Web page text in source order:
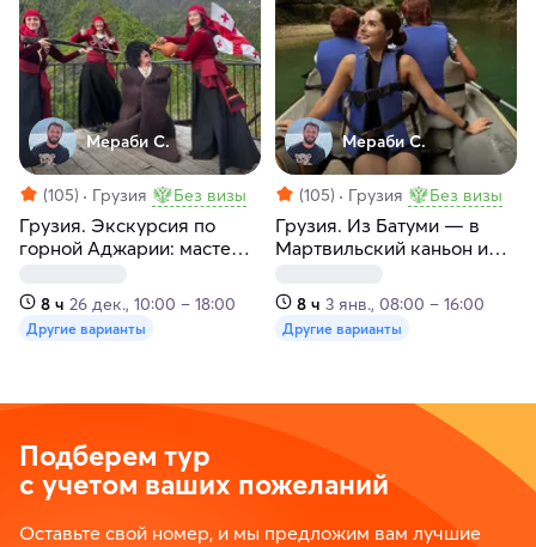
Мераби С.
(105) Грузия Без визы
Грузия. Экскурсия по
горной Аджарии: мастер-
танцев и обед
8 ч 26 дек., 10:00 – 18:00
Другие варианты
Мераби С.
(105) Грузия Без визы
Грузия. Из Батуми — в
Мартвильский каньон и
8 ч 3 янв., 08:00 – 16:00
Другие варианты
Подберем тур
с учетом ваших пожеланий
Оставьте свой номер, и мы предложим вам лучшие